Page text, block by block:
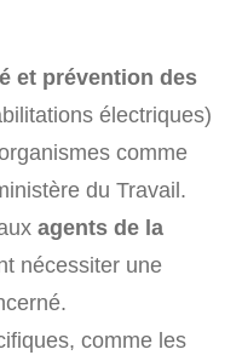
et prévention des
électriques)
comme
du Travail.
agents de la
nécessiter une
comme les